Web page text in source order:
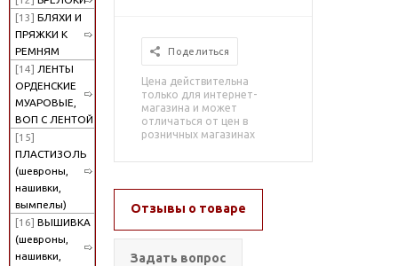
[13] БЛЯХИ И
ПРЯЖКИ К
РЕМНЯМ
[14] ЛЕНТЫ
ОРДЕНСКИЕ
МУАРОВЫЕ,
ВОП С ЛЕНТОЙ
[15]
ПЛАСТИЗОЛЬ
(шевроны,
нашивки,
вымпелы)
[16] ВЫШИВКА
(шевроны,
нашивки,
Поделиться
Цена действительна
только для интернет-
магазина и может
отличаться от цен в
розничных магазинах
Отзывы о товаре
Задать вопрос